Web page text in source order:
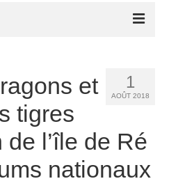
1
AOÛT 2018
et
tigres
l’île de Ré
nationaux